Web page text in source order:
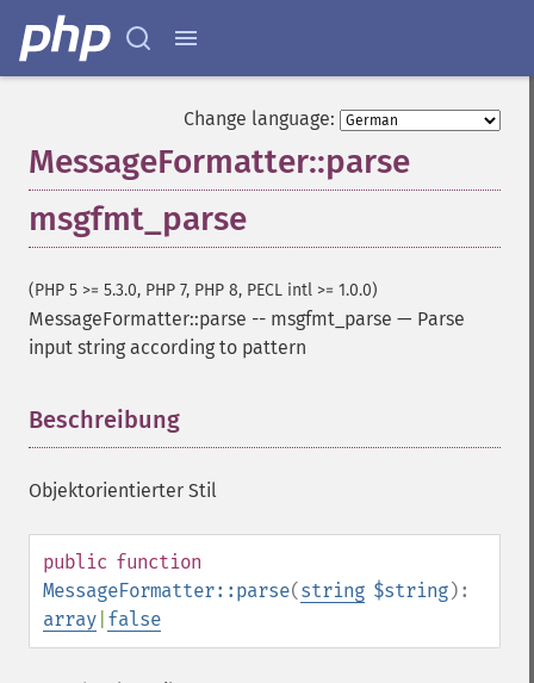
Change language:
MessageFormatter::parse
msgfmt_parse
(PHP 5 >= 5.3.0, PHP 7, PHP 8, PECL intl >= 1.0.0)
MessageFormatter::parse -- msgfmt_parse — Parse
input string according to pattern
Beschreibung
Objektorientierter Stil
public function
MessageFormatter::parse(string $string):
array false